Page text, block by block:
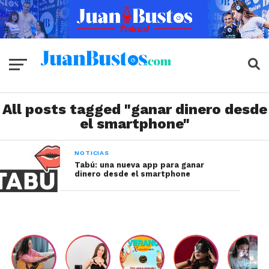
All posts tagged "ganar dinero desde
el smartphone"
NOTICIAS
Tabú: una nueva app para ganar
dinero desde el smartphone